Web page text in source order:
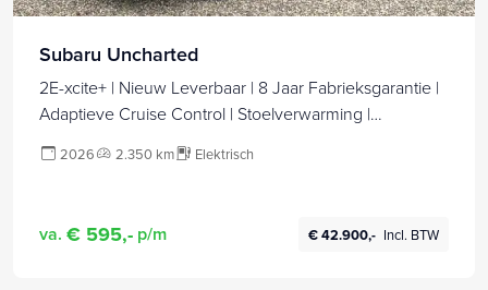
Subaru Uncharted
2E-xcite+ | Nieuw Leverbaar | 8 Jaar Fabrieksgarantie |
Adaptieve Cruise Control | Stoelverwarming |
Carplay/Android Auto |
2026 2.350 km Elektrisch
va. € 595,- p/m € 42.900,- Incl. BTW